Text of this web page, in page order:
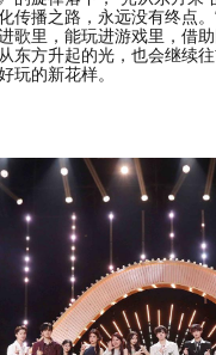
传播之路，永远没有终点。
歌里，能玩进游戏里，借
东方升起的光，也会继续
玩的新花样。